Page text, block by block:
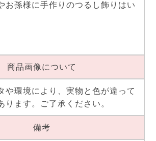
お孫様に手作りのつるし飾りはい
商品画像について
や環境により、実物と色が違って
ります。ご了承ください。
備考